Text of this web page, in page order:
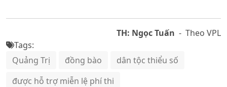
TH: Ngọc Tuấn - Theo VPL
Tags:
Quảng Trị
đồng bào
dân tộc thiểu số
được hỗ trợ miễn lệ phí thi